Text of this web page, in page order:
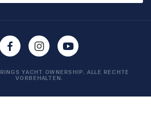
YACHT OWNERSHIP. ALLE RECHTE
VORBEHALTEN.